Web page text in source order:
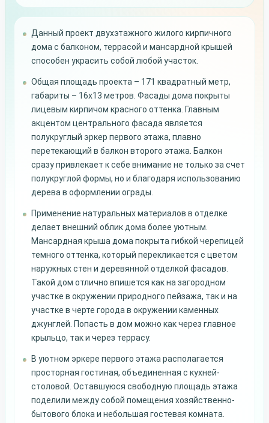
Данный проект двухэтажного жилого кирпичного
дома с балконом, террасой и мансардной крышей
способен украсить собой любой участок.
Общая площадь проекта – 171 квадратный метр,
габариты – 16х13 метров. Фасады дома покрыты
лицевым кирпичом красного оттенка. Главным
акцентом центрального фасада является
полукруглый эркер первого этажа, плавно
перетекающий в балкон второго этажа. Балкон
сразу привлекает к себе внимание не только за счет
полукруглой формы, но и благодаря использованию
дерева в оформлении ограды.
Применение натуральных материалов в отделке
делает внешний облик дома более уютным.
Мансардная крыша дома покрыта гибкой черепицей
темного оттенка, который перекликается с цветом
наружных стен и деревянной отделкой фасадов.
Такой дом отлично впишется как на загородном
участке в окружении природного пейзажа, так и на
участке в черте города в окружении каменных
джунглей. Попасть в дом можно как через главное
крыльцо, так и через террасу.
В уютном эркере первого этажа располагается
просторная гостиная, объединенная с кухней-
столовой. Оставшуюся свободную площадь этажа
поделили между собой помещения хозяйственно-
бытового блока и небольшая гостевая комната.